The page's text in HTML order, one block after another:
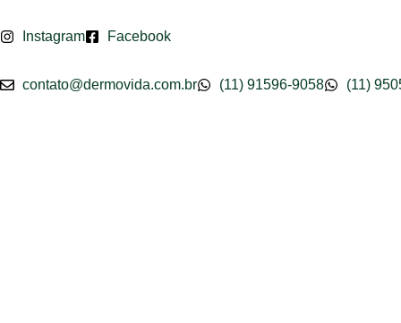
Instagram Facebook
contato@dermovida.com.br (11) 91596-9058 (11)